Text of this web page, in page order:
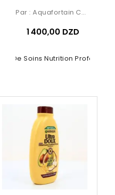
De Soins Nutrition Profonde –...
Par : Aquafortain Cosmetics
1 400,00 DZD